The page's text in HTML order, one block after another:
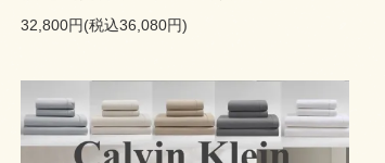
32,800円(税込36,080円)